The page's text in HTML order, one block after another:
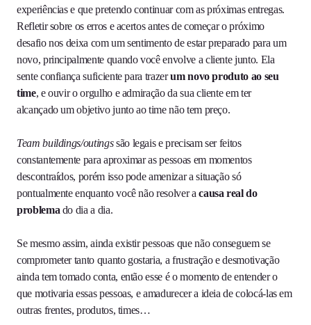
experiências e que pretendo continuar com as próximas entregas.
Refletir sobre os erros e acertos antes de começar o próximo
desafio nos deixa com um sentimento de estar preparado para um
novo, principalmente quando você envolve a cliente junto. Ela
sente confiança suficiente para trazerum novo produto ao seu
time, e ouvir o orgulho e admiração da sua cliente em ter
alcançado um objetivo junto ao time não tem preço.
Team buildings/outingssão legais e precisam ser feitos
constantemente para aproximar as pessoas em momentos
descontraídos, porém isso pode amenizar a situação só
pontualmente enquanto você não resolver acausa real do
problema do dia a dia.
Se mesmo assim, ainda existir pessoas que não conseguem se
comprometer tanto quanto gostaria, a frustração e desmotivação
ainda tem tomado conta, então esse é o momento de entender o
que motivaria essas pessoas, e amadurecer a ideia de colocá-las em
outras frentes, produtos, times…